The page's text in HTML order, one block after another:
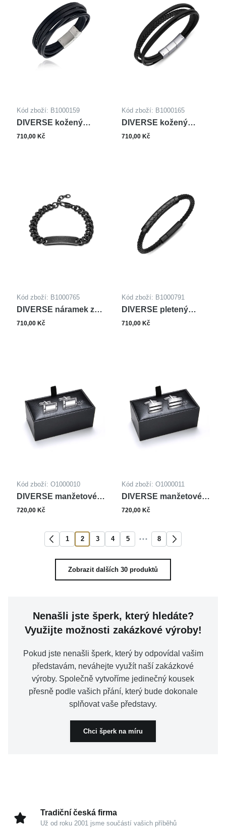
Kód zboží: B1000159
DIVERSE kožený
náramek z oceli
710,00 Kč
Kód zboží: B1000165
DIVERSE kožený
náramek z oceli
710,00 Kč
Kód zboží: B1000765
DIVERSE náramek z
oceli
710,00 Kč
Kód zboží: B1000791
DIVERSE pletený
náramek z oceli
710,00 Kč
Kód zboží: O1000010
DIVERSE manžetové
knoflíčky
720,00 Kč
Kód zboží: O1000011
DIVERSE manžetové
knoflíčky
720,00 Kč
1 2 3 4 5 8
Zobrazit dalších 30 produktů
Nenašli jste šperk, který hledáte?
Využijte možnosti zakázkové výroby!
Pokud jste nenašli šperk, který by odpovídal vašim
představám, neváhejte využít naší zakázkové
výroby. Společně vytvoříme jedinečný kousek
přesně podle vašich přání, který bude dokonale
splňovat vaše představy.
Chci šperk na míru
Tradiční česká firma
Už od roku 2001 jsme součástí vašich příběhů